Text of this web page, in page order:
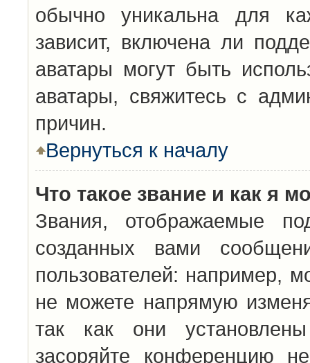
обычно уникальна для
зависит, включена ли
аватары могут быть
аватары, свяжитесь с
причин.
Вернуться к началу
Что такое звание и как я
Звания, отображаемые
созданных вами
пользователей: например,
не можете напрямую
так как они
засоряйте конференцию